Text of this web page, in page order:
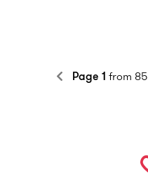
Page 1 from 85